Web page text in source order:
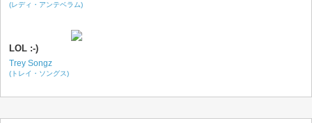
(レディ・アンテベラム)
LOL :-)
Trey Songz
(トレイ・ソングス)